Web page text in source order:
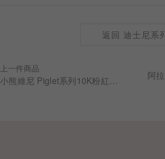
上一件商品
返回 迪士尼系